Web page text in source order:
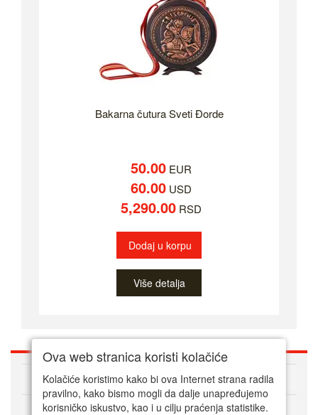
Bakarna čutura Sveti Đorde
50.00EUR
60.00USD
5,290.00RSD
Dodaj u korpu
Više detalja
O nama
Kako kupovati online
Ova web stranica koristi kolačiće
Kolačiće koristimo kako bi ova Internet strana radila
pravilno, kako bismo mogli da dalje unapređujemo
korisničko iskustvo, kao i u cilju praćenja statistike.